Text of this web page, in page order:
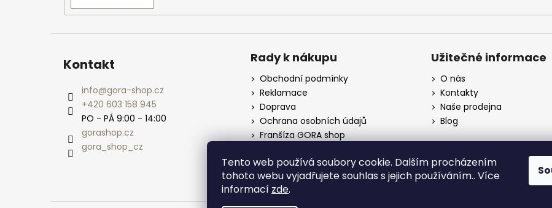
Tento web používá soubory cookie. Dalším procházením
tohoto webu vyjadřujete souhlas s jejich používáním.. Více
informací zde.
Kontakt
info@gora-shop.cz
+420 603 158 945
PO - PÁ 9:00 - 14:00
gorashop.cz
gora_shop_cz
Rady k nákupu
Obchodní podmínky
Reklamace
Doprava
Ochrana osobních údajů
Franšíza GORA shop
Užitečné informace
O nás
Kontakty
Naše prodejna
Blog